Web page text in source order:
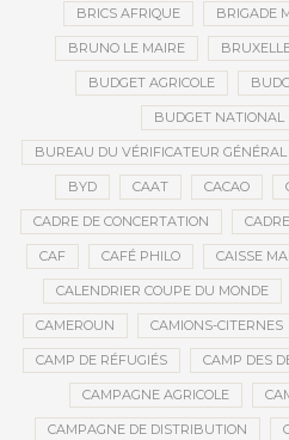
BRICS AFRIQUE BRIGADE
BRUNO LE MAIRE
BUDGET AGRICOLE
BUDGET NATIONAL
BUREAU DU VÉRIFICATEUR GÉNÉRAL
BYD CAAT CACAO
CADRE DE CONCERTATION
CAF CAFÉ PHILO CAISSE
CALENDRIER COUPE DU MONDE
CAMEROUN CAMIONS-CITERNES
CAMP DE RÉFUGIÉS CAMP DES
CAMPAGNE AGRICOLE
CAMPAGNE DE DISTRIBUTION